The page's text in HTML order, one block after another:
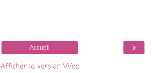
›
Accueil
Afficher la version Web